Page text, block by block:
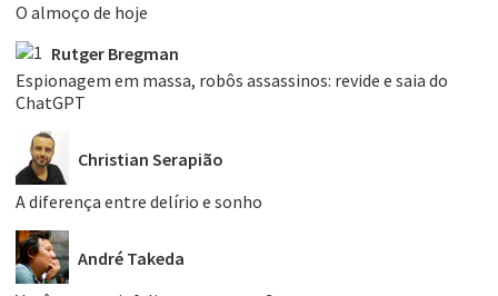
O almoço de hoje
Rutger Bregman
Espionagem em massa, robôs assassinos: revide e saia do
ChatGPT
Christian Serapião
A diferença entre delírio e sonho
André Takeda